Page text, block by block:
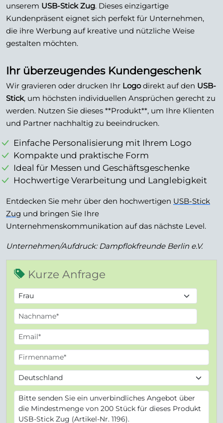
unserem USB-Stick Zug. Dieses einzigartige
Kundenpräsent eignet sich perfekt für Unternehmen,
die ihre Werbung auf kreative und nützliche Weise
gestalten möchten.
Ihr überzeugendes Kundengeschenk
Wir gravieren oder drucken Ihr Logodirekt auf den USB-
Stick, um höchsten individuellen Ansprüchen gerecht zu
werden. Nutzen Sie dieses **Produkt**, um Ihre Klienten
und Partner nachhaltig zu beeindrucken.
Einfache Personalisierung mit Ihrem Logo
Kompakte und praktische Form
Ideal für Messen und Geschäftsgeschenke
Hochwertige Verarbeitung und Langlebigkeit
Entdecken Sie mehr über den hochwertigen USB-Stick
Zug und bringen Sie Ihre
Unternehmenskommunikation auf das nächste Level.
Unternehmen/Aufdruck: Dampf­lok­freun­de Ber­lin e.V.
Kurze Anfrage